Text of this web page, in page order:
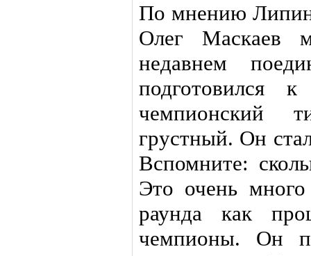
По мнению
Олег Маскаев
недавнем
подготовился
чемпионский
грустный. Он
Вспомните:
Это очень
раунда как
чемпионы. Он